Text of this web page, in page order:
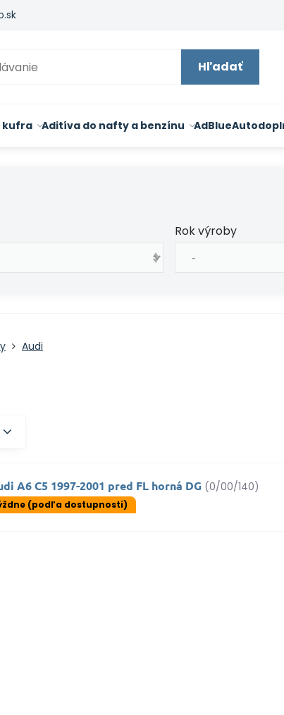
Hľadať
kufra Aditíva do nafty a benzínu AdBlue
Rok výroby
Audi
A6 C5 1997-2001 pred FL horná DG (0/00/140)
(podľa dostupnosti)